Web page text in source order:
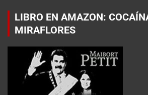
LIBRO EN AMAZON:
MIRAFLORES